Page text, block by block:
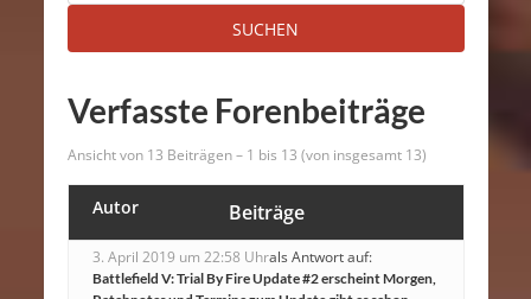
Verfasste Forenbeiträge
Ansicht von 13 Beiträgen – 1 bis 13 (von insgesamt 13)
Autor Beiträge
3. April 2019 um 22:58 Uhrals Antwort auf:
Battlefield V: Trial By Fire Update #2 erscheint Morgen,